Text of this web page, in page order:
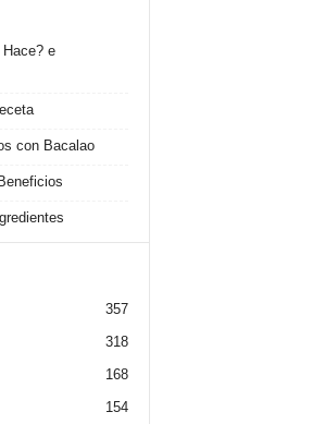
e
con Bacalao
357
318
168
154